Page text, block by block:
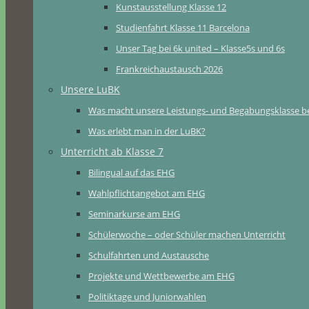
Kunstausstellung Klasse 12
Studienfahrt Klasse 11 Barcelona
Unser Tag bei 6k united – Klasse5s und 6s
Frankreichaustausch 2026
Unsere LuBK
Was macht unsere Leistungs- und Begabungsklasse
Was erlebt man in der LuBK?
Unterricht ab Klasse 7
Bilingual auf das EHG
Wahlpflichtangebot am EHG
Seminarkurse am EHG
Schülerwoche – oder Schüler machen Unterricht
Schulfahrten und Austausche
Projekte und Wettbewerbe am EHG
Politiktage und Juniorwahlen